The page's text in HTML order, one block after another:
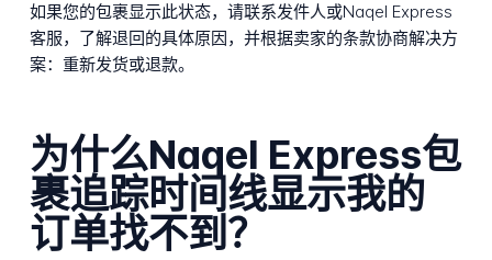
如果您的包裹显示此状态，请联系发件人或Naqel Express
客服，了解退回的具体原因，并根据卖家的条款协商解决方
案：重新发货或退款。
为什么Naqel Express包
裹追踪时间线显示我的
订单找不到？